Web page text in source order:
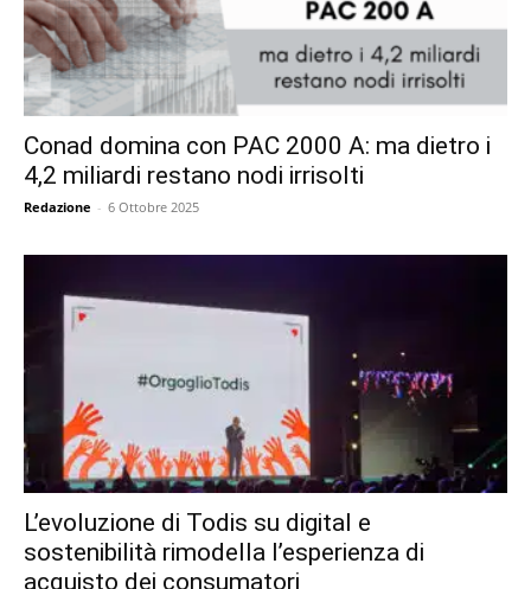
Conad domina con PAC 2000 A: ma dietro i
4,2 miliardi restano nodi irrisolti
Redazione - 6 Ottobre 2025
L’evoluzione di Todis su digital e
sostenibilità rimodella l’esperienza di
acquisto dei consumatori